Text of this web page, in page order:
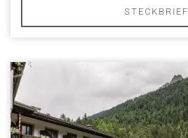
STECKBRIEF